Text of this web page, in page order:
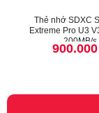
Thẻ nhớ SDXC
Extreme Pro U3
200MB/s
900.000